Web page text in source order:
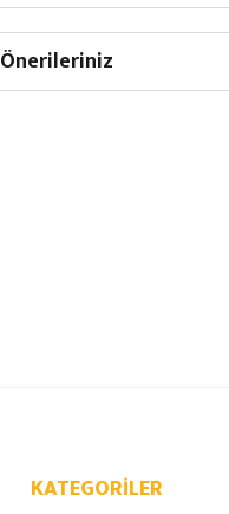
Önerileriniz
KATEGORILER